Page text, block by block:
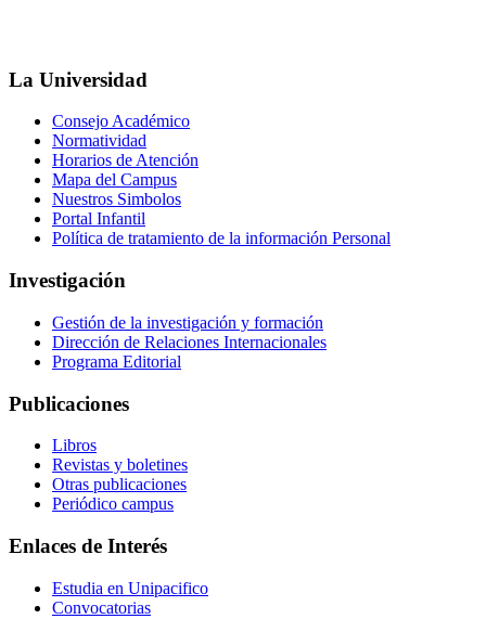
La Universidad
Consejo Académico
Normatividad
Horarios de Atención
Mapa del Campus
Nuestros Simbolos
Portal Infantil
Política de tratamiento de la información Personal
Investigación
Gestión de la investigación y formación
Dirección de Relaciones Internacionales
Programa Editorial
Publicaciones
Libros
Revistas y boletines
Otras publicaciones
Periódico campus
Enlaces de Interés
Estudia en Unipacifico
Convocatorias